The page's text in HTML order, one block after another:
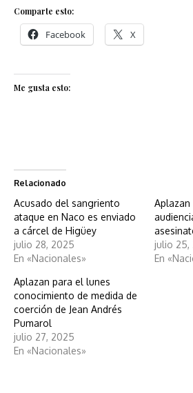
Comparte esto:
Facebook X
Me gusta esto:
Relacionado
Acusado del sangriento
ataque en Naco es enviado
a cárcel de Higüey
julio 28, 2025
En «Nacionales»
julio 25,
En
Aplazan para el lunes
conocimiento de medida de
coerción de Jean Andrés
Pumarol
julio 27, 2025
En «Nacionales»